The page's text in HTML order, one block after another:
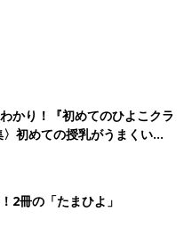
かり！『初めてのひよこクラ
初めての授乳がうまくい
基本と夏のトラブル 解決テ
2冊の「たまひよ」